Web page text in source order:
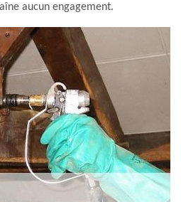
aucun engagement.